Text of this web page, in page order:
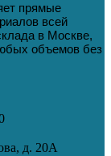
прямые
всей
в Москве,
объемов без
д. 20А